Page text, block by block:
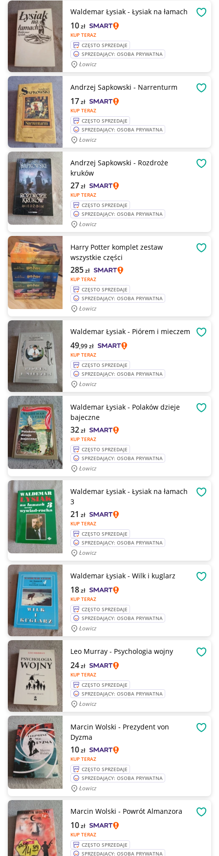
Waldemar Łysiak - Łysiak na łamach
KUP TERAZ
10zł
CZĘSTO SPRZEDAJE
SPRZEDAJĄCY: OSOBA PRYWATNA
Łowicz
Andrzej Sapkowski - Narrenturm
KUP TERAZ
17zł
CZĘSTO SPRZEDAJE
SPRZEDAJĄCY: OSOBA PRYWATNA
Łowicz
Andrzej Sapkowski - Rozdroże
kruków
KUP TERAZ
27zł
CZĘSTO SPRZEDAJE
SPRZEDAJĄCY: OSOBA PRYWATNA
Łowicz
Harry Potter komplet zestaw
wszystkie części
KUP TERAZ
285zł
CZĘSTO SPRZEDAJE
SPRZEDAJĄCY: OSOBA PRYWATNA
Łowicz
Waldemar Łysiak - Piórem i mieczem
KUP TERAZ
49,99zł
CZĘSTO SPRZEDAJE
SPRZEDAJĄCY: OSOBA PRYWATNA
Łowicz
Waldemar Łysiak - Polaków dzieje
bajeczne
KUP TERAZ
32zł
CZĘSTO SPRZEDAJE
SPRZEDAJĄCY: OSOBA PRYWATNA
Łowicz
Waldemar Łysiak - Łysiak na łamach
3
KUP TERAZ
21 zł
CZĘSTO SPRZEDAJE
SPRZEDAJĄCY: OSOBA PRYWATNA
Łowicz
Waldemar Łysiak - Wilk i kuglarz
KUP TERAZ
18zł
CZĘSTO SPRZEDAJE
SPRZEDAJĄCY: OSOBA PRYWATNA
Łowicz
Leo Murray - Psychologia wojny
KUP TERAZ
24zł
CZĘSTO SPRZEDAJE
SPRZEDAJĄCY: OSOBA PRYWATNA
Łowicz
Marcin Wolski - Prezydent von
Dyzma
KUP TERAZ
10zł
CZĘSTO SPRZEDAJE
SPRZEDAJĄCY: OSOBA PRYWATNA
Łowicz
Marcin Wolski - Powrót Almanzora
KUP TERAZ
10zł
CZĘSTO SPRZEDAJE
SPRZEDAJĄCY: OSOBA PRYWATNA